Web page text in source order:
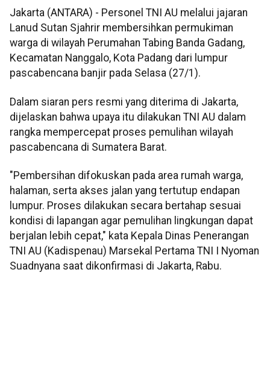
Jakarta (ANTARA) - Personel TNI AU melalui jajaran
Lanud Sutan Sjahrir membersihkan permukiman
warga di wilayah Perumahan Tabing Banda Gadang,
Kecamatan Nanggalo, Kota Padang dari lumpur
pascabencana banjir pada Selasa (27/1).
Dalam siaran pers resmi yang diterima di Jakarta,
dijelaskan bahwa upaya itu dilakukan TNI AU dalam
rangka mempercepat proses pemulihan wilayah
pascabencana di Sumatera Barat.
"Pembersihan difokuskan pada area rumah warga,
halaman, serta akses jalan yang tertutup endapan
lumpur. Proses dilakukan secara bertahap sesuai
kondisi di lapangan agar pemulihan lingkungan dapat
berjalan lebih cepat," kata Kepala Dinas Penerangan
TNI AU (Kadispenau) Marsekal Pertama TNI I Nyoman
Suadnyana saat dikonfirmasi di Jakarta, Rabu.